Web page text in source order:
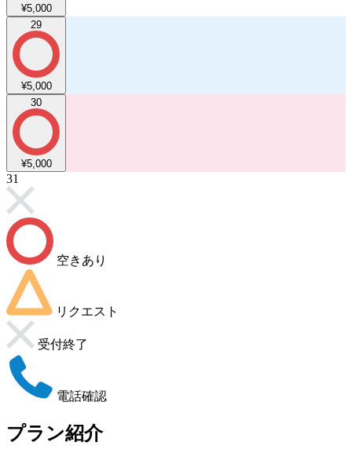
¥5,000
29
¥5,000
30
¥5,000
31
空きあり
リクエスト
受付終了
電話確認
プラン紹介